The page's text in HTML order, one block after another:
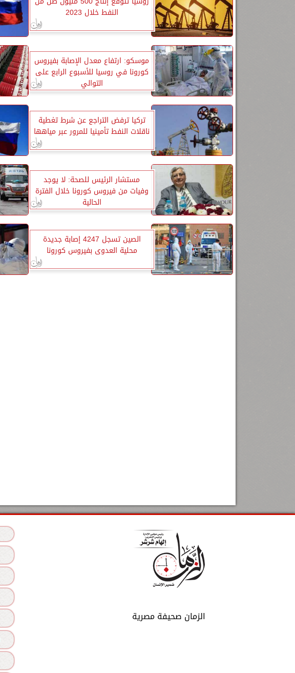
النفط خلال 2023
موسكو: ارتفاع معدل الإصابة بفيروس
كورونا في روسيا للأسبوع الرابع على
التوالي
تركيا ترفض التراجع عن شرط تغطية
ناقلات النفط تأمينيا للمرور عبر مياهها
مستشار الرئيس للصحة: لا يوجد
وفيات من فيروس كورونا خلال الفترة
الحالية
الصين تسجل 4247 إصابة جديدة
محلية العدوى بفيروس كورونا
الزمان صحيفة مصرية